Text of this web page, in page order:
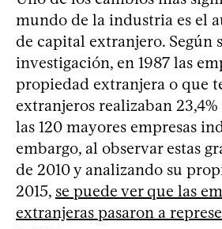
mundo de la industria es el
de capital extranjero. Según
investigación, en 1987 las
propiedad extranjera o que
extranjeros realizaban 23,4%
las 120 mayores empresas
embargo, al observar estas
de 2010 y analizando su
2015, se puede ver que las
extranjeras pasaron a